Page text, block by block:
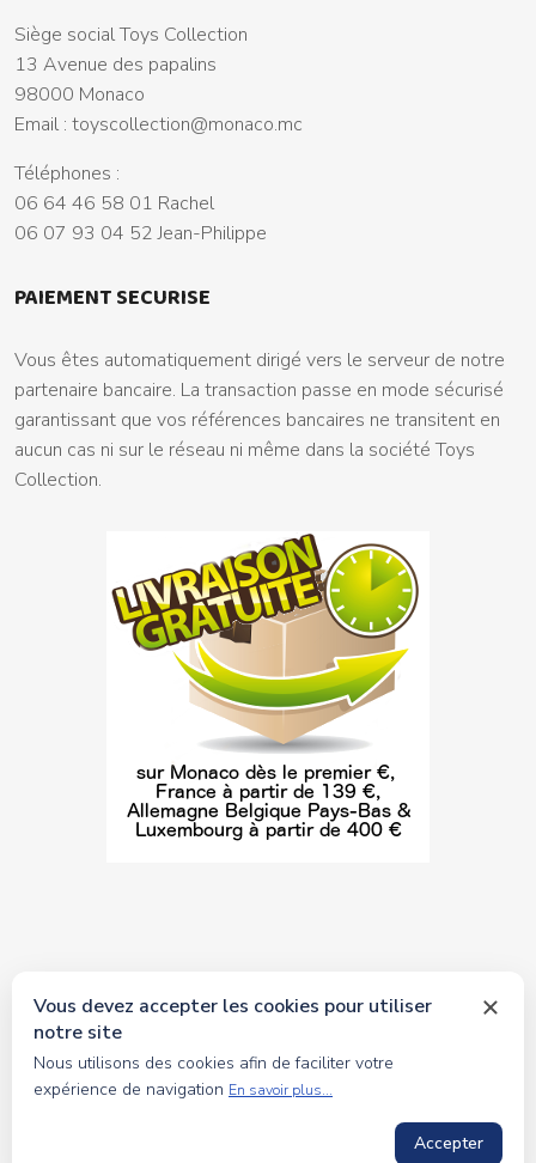
Siège social Toys Collection
13 Avenue des papalins
98000 Monaco
Email : toyscollection@monaco.mc
Téléphones :
06 64 46 58 01 Rachel
06 07 93 04 52 Jean-Philippe
PAIEMENT SECURISE
Vous êtes automatiquement dirigé vers le serveur de notre
partenaire bancaire. La transaction passe en mode sécurisé
garantissant que vos références bancaires ne transitent en
aucun cas ni sur le réseau ni même dans la société Toys
Collection.
© 2026 tous droits réservés Toyscollection. Réalisation
oceanesoft.com
Vous devez accepter les cookies pour utiliser
notre site
Nous utilisons des cookies afin de faciliter votre
expérience de navigation En savoir plus...
Accepter